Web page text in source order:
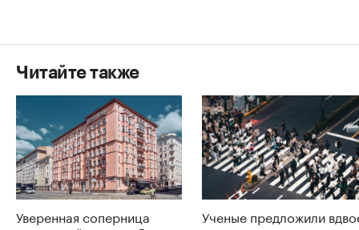
Читайте также
Уверенная соперница
Ученые предложили